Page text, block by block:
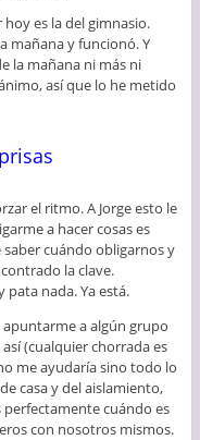
es la del gimnasio.
mañana y funcionó. Y
la mañana ni más ni
así que lo he metido
el ritmo. A Jorge esto le
a hacer cosas es
cuándo obligarnos y
la clave.
nada. Ya está.
a algún grupo
(cualquier chorrada es
me ayudaría sino todo lo
casa y del aislamiento,
cuándo es
con nosotros mismos.